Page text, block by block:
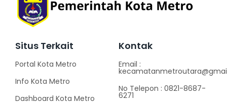
Situs Terkait
Portal Kota Metro
Info Kota Metro
Dashboard Kota Metro
Kontak
Email :
No Telepon : 0821-8687-
6271